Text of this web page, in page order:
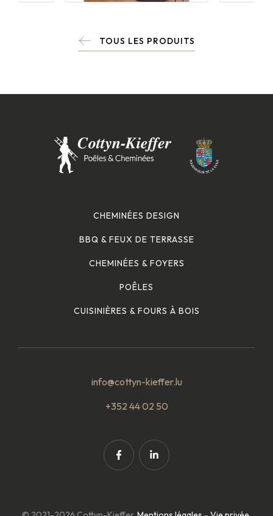
TOUS LES PRODUITS
CHEMINÉES DESIGN
BBQ & FEUX DE TERRASSE
CHEMINÉES & FOYERS
POÊLES
CUISINIÈRES & FOURS À BOIS
info@cottyn-kieffer.lu
+352 44 02 50